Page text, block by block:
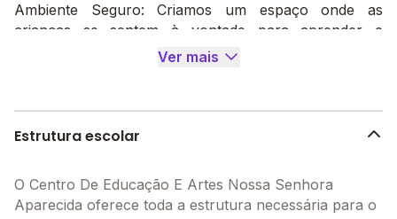
Ambiente Seguro: Criamos um espaço onde as
crianças se sentem à vontade para aprender e
Ap. de N. Aurora pode ser a escolha ideal para a
educação do seu filho!
Ver mais
Estrutura escolar
O Centro De Educação E Artes Nossa Senhora
Aparecida oferece toda a estrutura necessária para o